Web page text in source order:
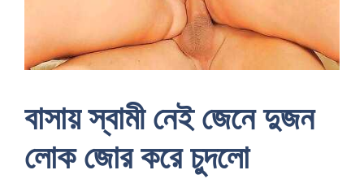
বাসায় স্বামী নেই জেনে দুজন
লোক জোর করে চুদলো